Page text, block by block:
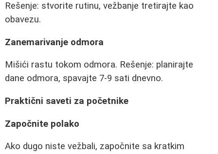
Rešenje: stvorite rutinu, vežbanje tretirajte kao
obavezu.
Zanemarivanje odmora
Mišići rastu tokom odmora. Rešenje: planirajte
dane odmora, spavajte 7-9 sati dnevno.
Praktični saveti za početnike
Započnite polako
Ako dugo niste vežbali, započnite sa kratkim